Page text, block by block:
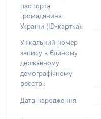
паспорта
громадянина
України (ID-картка):
Унікальний номер
запису в Єдиному
державному
демографічному
реєстрі:
Дата народження: